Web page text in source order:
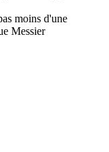
moins d'une
Messier